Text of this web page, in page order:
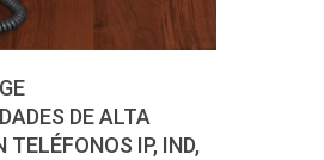
DE ALTA
TELÉFONOS IP, IND,